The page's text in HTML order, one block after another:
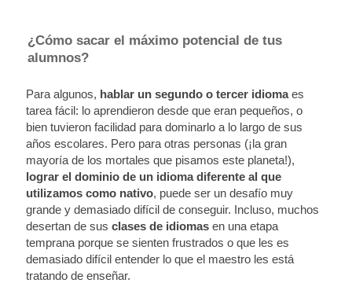
¿Cómo sacar el máximo potencial de tus
alumnos?
Para algunos, hablar un segundo o tercer idiomaes
tarea fácil: lo aprendieron desde que eran pequeños, o
bien tuvieron facilidad para dominarlo a lo largo de sus
años escolares. Pero para otras personas (¡la gran
mayoría de los mortales que pisamos este planeta!),
lograr el dominio de un idioma diferente al que
utilizamos como nativo, puede ser un desafío muy
grande y demasiado difícil de conseguir. Incluso, muchos
desertan de sus clases de idiomas en una etapa
temprana porque se sienten frustrados o que les es
demasiado difícil entender lo que el maestro les está
tratando de enseñar.